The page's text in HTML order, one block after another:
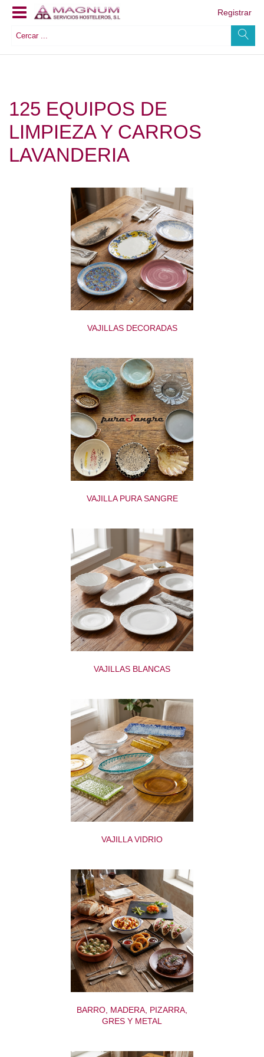
Registrar
125 EQUIPOS DE
LIMPIEZA Y CARROS
LAVANDERIA
VAJILLAS DECORADAS
VAJILLA PURA SANGRE
VAJILLAS BLANCAS
VAJILLA VIDRIO
BARRO, MADERA, PIZARRA,
GRES Y METAL